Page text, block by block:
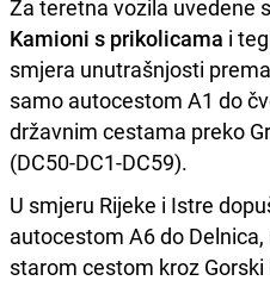
Za teretna vozila uvedene
Kamioni s prikolicama i
smjera unutrašnjosti
samo autocestom A1 do
državnim cestama preko
(DC50-DC1-DC59).
U smjeru Rijeke i Istre
autocestom A6 do
starom cestom kroz Gorski